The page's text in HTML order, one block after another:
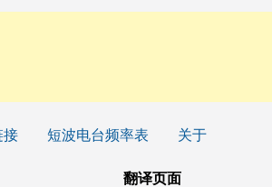
接 短波电台频率表 关于
翻译页面